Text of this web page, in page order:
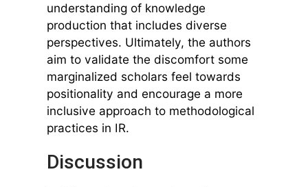
understanding of knowledge
production that includes diverse
perspectives. Ultimately, the authors
aim to validate the discomfort some
marginalized scholars feel towards
positionality and encourage a more
inclusive approach to methodological
practices in IR.
Discussion